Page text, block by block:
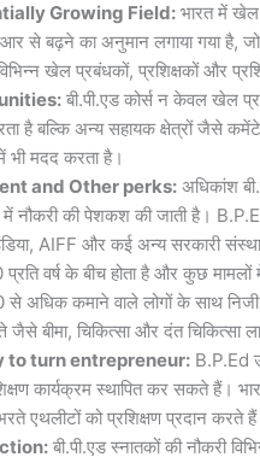
Growing Field: भारत में खेल
से बढ़ने का अनुमान लगाया गया है,
खेल प्रबंधकों, प्रशिक्षकों और
बी.पी.एड कोर्स न केवल खेल
है बल्कि अन्य सहायक क्षेत्रों जैसे
भी मदद करता है।
and Other perks: अधिकांश
की पेशकश की जाती है।
AIFF और कई अन्य सरकारी
वर्ष के बीच होता है और कुछ
अधिक कमाने वाले लोगों के साथ निजी
जैसे बीमा, चिकित्सा और दंत चिकित्सा
to turn entrepreneur: B.P.Ed
कार्यक्रम स्थापित कर सकते हैं।
एथलीटों को प्रशिक्षण प्रदान करते
बी.पी.एड स्नातकों की नौकरी